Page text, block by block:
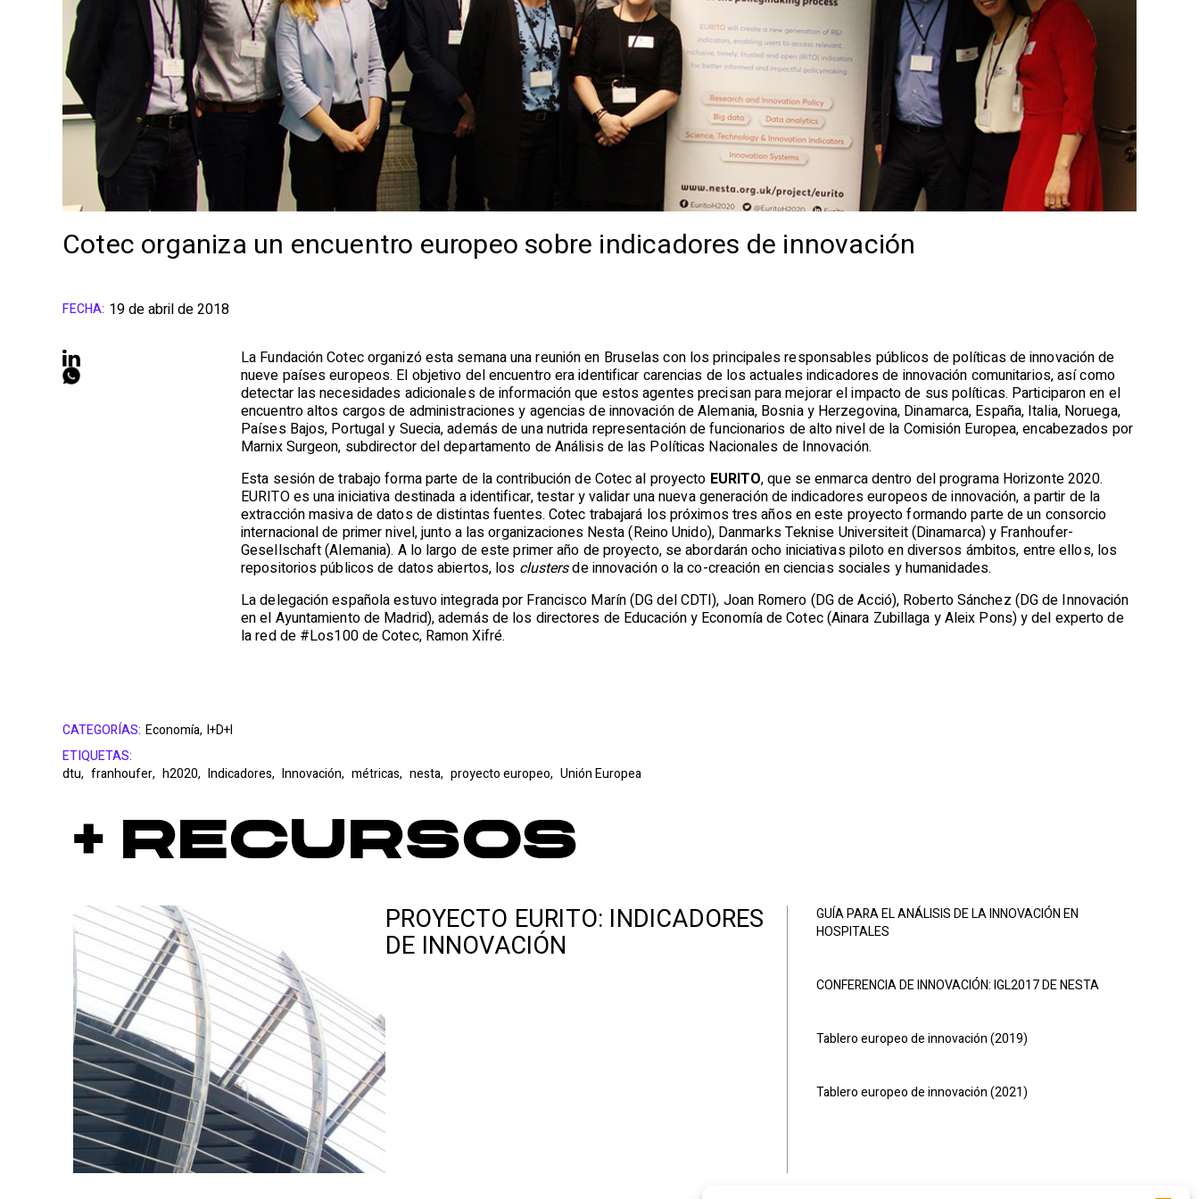
Cotec organiza un encuentro europeo sobre indicadores de innovación
FECHA: 19 de abril de 2018
La Fundación Cotec organizó esta semana una reunión en Bruselas con los principales responsables públicos de políticas de innovación de
nueve países europeos. El objetivo del encuentro era identificar carencias de los actuales indicadores de innovación comunitarios, así como
detectar las necesidades adicionales de información que estos agentes precisan para mejorar el impacto de sus políticas. Participaron en el
encuentro altos cargos de administraciones y agencias de innovación de Alemania, Bosnia y Herzegovina, Dinamarca, España, Italia, Noruega,
Países Bajos, Portugal y Suecia, además de una nutrida representación de funcionarios de alto nivel de la Comisión Europea, encabezados por
Marnix Surgeon, subdirector del departamento de Análisis de las Políticas Nacionales de Innovación.
Esta sesión de trabajo forma parte de la contribución de Cotec al proyecto EURITO, que se enmarca dentro del programa Horizonte 2020.
EURITO es una iniciativa destinada a identificar, testar y validar una nueva generación de indicadores europeos de innovación, a partir de la
extracción masiva de datos de distintas fuentes. Cotec trabajará los próximos tres años en este proyecto formando parte de un consorcio
internacional de primer nivel, junto a las organizaciones Nesta (Reino Unido), Danmarks Teknise Universiteit (Dinamarca) y Franhoufer-
Gesellschaft (Alemania). A lo largo de este primer año de proyecto, se abordarán ocho iniciativas piloto en diversos ámbitos, entre ellos, los
repositorios públicos de datos abiertos, los clustersde innovación o la co-creación en ciencias sociales y humanidades.
La delegación española estuvo integrada por Francisco Marín (DG del CDTI), Joan Romero (DG de Acció), Roberto Sánchez (DG de Innovación
en el Ayuntamiento de Madrid), además de los directores de Educación y Economía de Cotec (Ainara Zubillaga y Aleix Pons) y del experto de
la red de #Los100 de Cotec, Ramon Xifré.
CATEGORÍAS: Economía, I+D+I
ETIQUETAS:
dtu, franhoufer, h2020, Indicadores, Innovación, métricas, nesta, proyecto europeo, Unión Europea
+ Recursos
PROYECTO EURITO: INDICADORES
DE INNOVACIÓN
GUÍA PARA EL ANÁLISIS DE LA INNOVACIÓN EN
HOSPITALES
CONFERENCIA DE INNOVACIÓN: IGL2017 DE NESTA
Tablero europeo de innovación (2019)
Tablero europeo de innovación (2021)